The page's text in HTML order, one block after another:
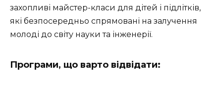
захопливі майстер-класи для дітей і підлітків,
які безпосередньо спрямовані на залучення
молоді до світу науки та інженерії.
Програми, що варто відвідати: